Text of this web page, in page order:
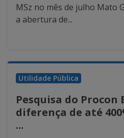
MSz no mês de julho Mato
a abertura de...
Utilidade Pública
Pesquisa do
diferença de até
...